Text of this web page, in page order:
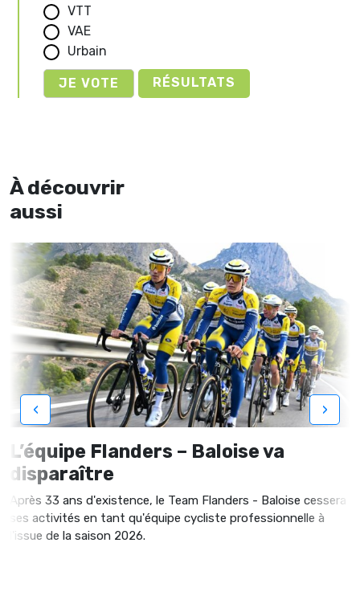
VTT
VAE
Urbain
RÉSULTATS
À découvrir
aussi
L’équipe Flanders – Baloise va
disparaître
Après 33 ans d'existence, le Team Flanders - Baloise cessera
ses activités en tant qu'équipe cycliste professionnelle à
l'issue de la saison 2026.
‹ ›